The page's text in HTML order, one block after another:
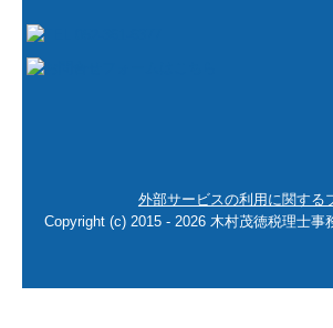
外部サービスの利用に関する
Copyright (c) 2015 - 2026 木村茂徳税理士事